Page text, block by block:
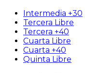
Intermedia +30
Tercera Libre
Tercera +40
Cuarta Libre
Cuarta +40
Quinta Libre